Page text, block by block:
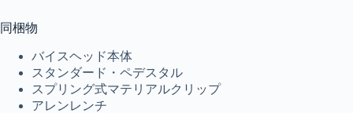
同梱物
バイスヘッド本体
スタンダード・ペデスタル
スプリング式マテリアルクリップ
アレンレンチ